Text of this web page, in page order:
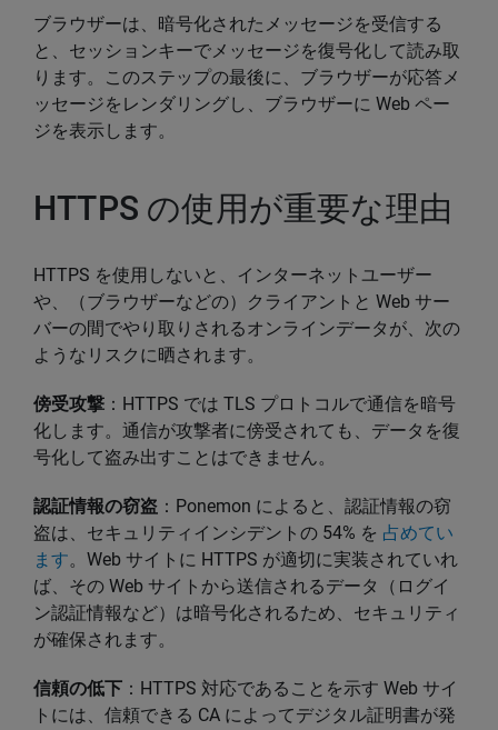
ブラウザーは、暗号化されたメッセージを受信する
と、セッションキーでメッセージを復号化して読み取
ります。このステップの最後に、ブラウザーが応答メ
ッセージをレンダリングし、ブラウザーに Web ペー
ジを表示します。
HTTPS の使用が重要な理由
HTTPS を使用しないと、インターネットユーザー
や、（ブラウザーなどの）クライアントと Web サー
バーの間でやり取りされるオンラインデータが、次の
ようなリスクに晒されます。
傍受攻撃 ：HTTPS では TLS プロトコルで通信を暗号
化します。通信が攻撃者に傍受されても、データを復
号化して盗み出すことはできません。
認証情報の窃盗 ：Ponemon によると、認証情報の窃
盗は、セキュリティインシデントの 54% を 占めてい
ます。Web サイトに HTTPS が適切に実装されていれ
ば、その Web サイトから送信されるデータ（ログイ
ン認証情報など）は暗号化されるため、セキュリティ
が確保されます。
信頼の低下 ：HTTPS 対応であることを示す Web サイ
トには、信頼できる CA によってデジタル証明書が発